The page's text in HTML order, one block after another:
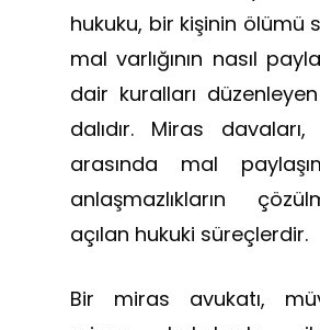
hukuku, bir kişinin ölümü
mal varlığının nasıl
dair kuralları
dalıdır. Miras davaları,
arasında mal
anlaşmazlıkların
açılan hukuki süreçlerdir.
Bir miras avukatı,